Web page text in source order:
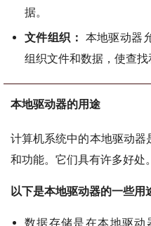
据。
文件组织： 本地驱动器
组织文件和数据，使查找
本地驱动器的用途
计算机系统中的本地驱动
和功能。它们具有许多好处。
以下是本地驱动器的一些用
数据存储是在本地驱